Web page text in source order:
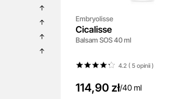
Embryolisse
Cicalisse
Balsam SOS 40 ml
4.2 ( 5opinii)
114,90 zł/40 ml